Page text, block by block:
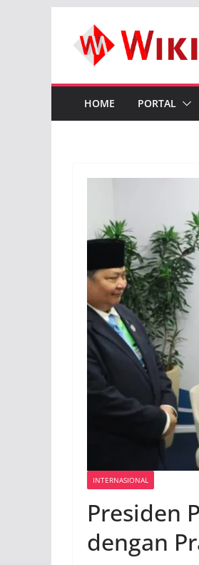
content
HOME PORTAL
INTERNASIONAL
Presiden
dengan